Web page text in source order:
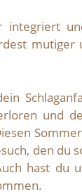
integriert
mutiger
und
den du
hast du